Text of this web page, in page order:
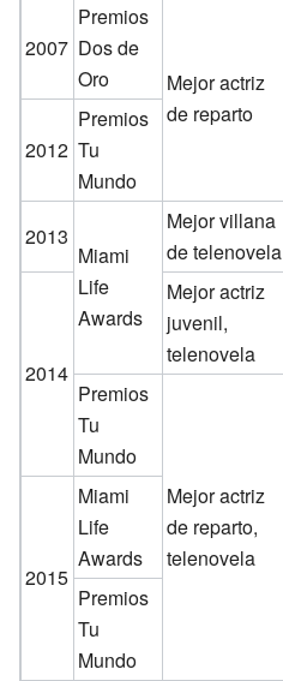
2007
Premios
Dos de
Oro
Mejor actriz
de reparto
2012
Premios
Tu
Mundo
2013
Miami
Life
Awards
Mejor villana
de telenovela
2014
Mejor actriz
juvenil,
telenovela
Premios
Tu
Mundo
Mejor actriz
de reparto,
telenovela
2015
Miami
Life
Awards
Premios
Tu
Mundo